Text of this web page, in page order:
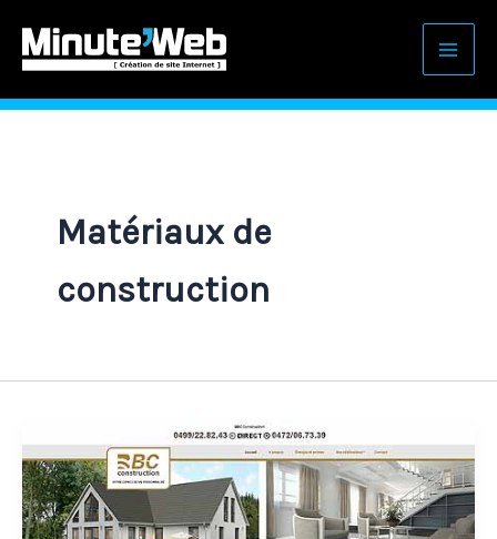
contenu
Matériaux de
construction
le
site
web